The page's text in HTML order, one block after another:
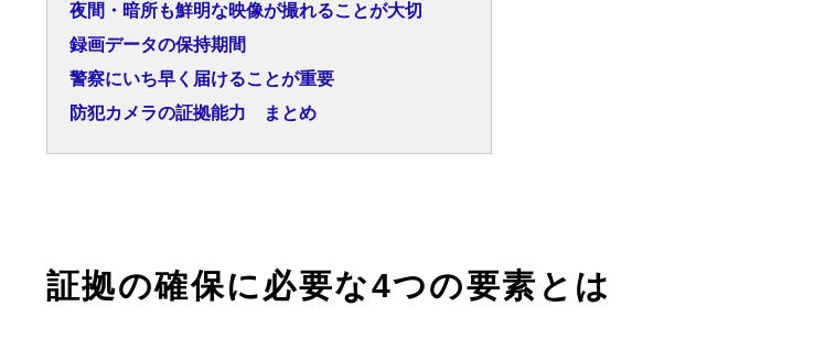
夜間・暗所も鮮明な映像が撮れることが大切
録画データの保持期間
警察にいち早く届けることが重要
防犯カメラの証拠能力 まとめ
証拠の確保に必要な4つの要素とは